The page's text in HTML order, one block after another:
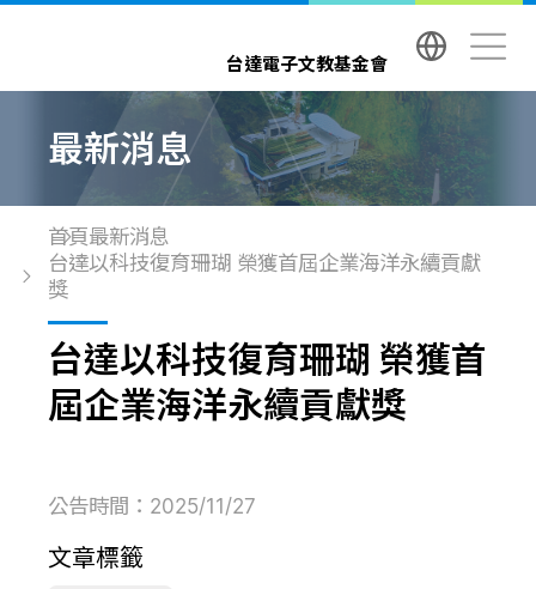
台達電子文教基金會
最新消息
首頁最新消息
台達以科技復育珊瑚 榮獲首屆企業海洋永續貢獻
獎
台達以科技復育珊瑚 榮獲首
屆企業海洋永續貢獻獎
公告時間：2025/11/27
文章標籤